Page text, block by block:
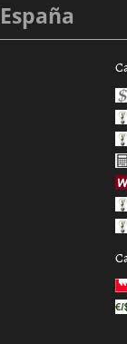
España